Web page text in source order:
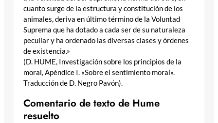
cuanto surge de la estructura y constitución de los
animales, deriva en último término de la Voluntad
Suprema que ha dotado a cada ser de su naturaleza
peculiar y ha ordenado las diversas clases y órdenes
de existencia.»
(D. HUME, Investigación sobre los principios de la
moral, Apéndice I. «Sobre el sentimiento moral».
Traducción de D. Negro Pavón).
Comentario de texto de Hume
resuelto